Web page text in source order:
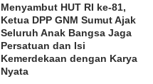
Menyambut HUT RI ke-81,
Ketua DPP GNM Sumut Ajak
Seluruh Anak Bangsa Jaga
Persatuan dan Isi
Kemerdekaan dengan Karya
Nyata